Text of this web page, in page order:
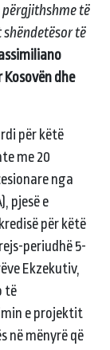
përgjithshme të
të
dhe
për këtë
me 20
nga
pjesë e
për këtë
periudhë 5-
Ekzekutiv,
të
e projektit
në mënyrë që